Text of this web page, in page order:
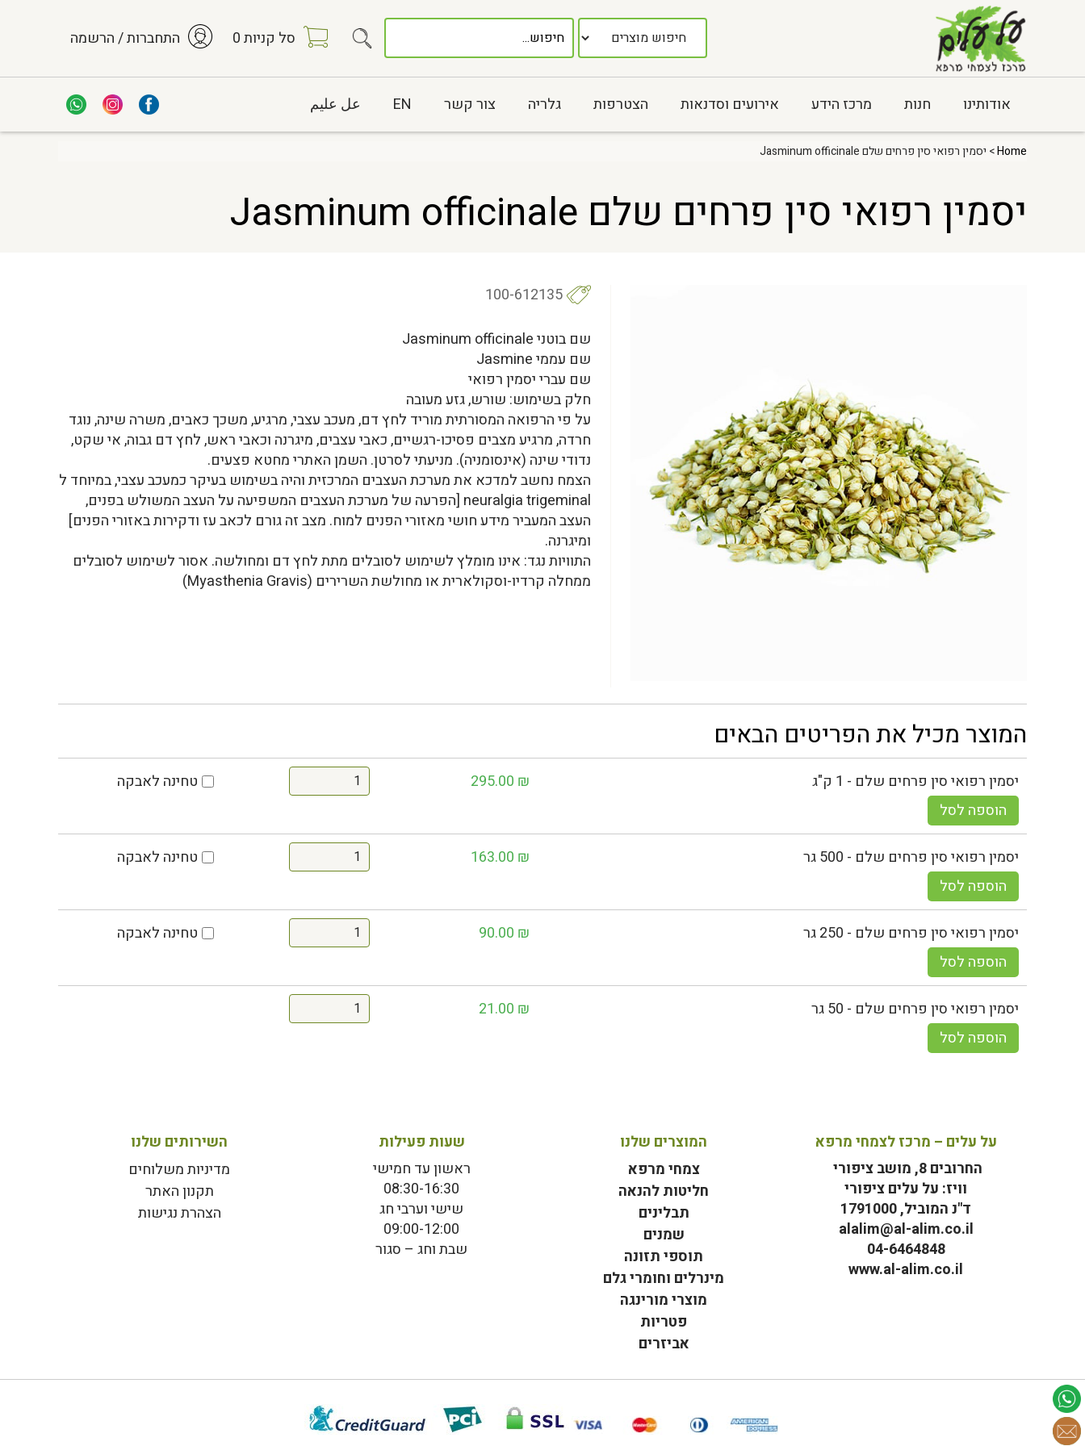
סל קניות0 התחברות / הרשמה
אודותינו חנות מרכז הידע אירועים וסדנאות הצטרפות גלריה צור קשר EN عل عليم
Home> יסמין רפואי סין פרחים שלם Jasminum officinale
יסמין רפואי סין פרחים שלם Jasminum officinale
100-612135
שם בוטני Jasminum officinale
שם עממי Jasmine
שם עברי יסמין רפואי
חלק בשימוש: שורש, גזע מעובה
על פי הרפואה המסורתית מוריד לחץ דם, מעכב עצבי, מרגיע, משכך כאבים, משרה שינה, נוגד
חרדה, מרגיע מצבים פסיכו-רגשיים, כאבי עצבים, מיגרנה וכאבי ראש, לחץ דם גבוה, אי שקט,
נדודי שינה (אינסומניה). מניעתי לסרטן. השמן האתרי מחטא פצעים.
הצמח נחשב למדכא את מערכת העצבים המרכזית והיה בשימוש בעיקר כמעכב עצבי, במיוחד ל
neuralgia trigeminal [הפרעה של מערכת העצבים המשפיעה על העצב המשולש בפנים,
העצב המעביר מידע חושי מאזורי הפנים למוח. מצב זה גורם לכאב עז ודקירות באזורי הפנים]
ומיגרנה.
התוויות נגד: אינו מומלץ לשימוש לסובלים מתת לחץ דם ומחולשה. אסור לשימוש לסובלים
ממחלה קרדיו-וסקולארית או מחולשת השרירים (Myasthenia Gravis)
המוצר מכיל את הפריטים הבאים
יסמין רפואי סין פרחים שלם - 1 ק"ג 295.00 ₪
טחינה לאבקה
הוספה לסל
יסמין רפואי סין פרחים שלם - 500 גר 163.00 ₪
טחינה לאבקה
הוספה לסל
יסמין רפואי סין פרחים שלם - 250 גר 90.00 ₪
טחינה לאבקה
הוספה לסל
יסמין רפואי סין פרחים שלם - 50 גר 21.00 ₪
הוספה לסל
על עלים – מרכז לצמחי מרפא
החרובים 8, מושב ציפורי
וויז: על עלים ציפורי
ד"נ המוביל, 1791000
alalim@al-alim.co.il
04-6464848
www.al-alim.co.il
המוצרים שלנו
צמחי מרפא
חליטות להנאה
תבלינים
שמנים
תוספי תזונה
מינרלים וחומרי גלם
מוצרי מורינגה
פטריות
אביזרים
שעות פעילות
ראשון עד חמישי
08:30-16:30
שישי וערבי חג
09:00-12:00
שבת וחג – סגור
השירותים שלנו
מדיניות משלוחים
תקנון האתר
הצהרת נגישות